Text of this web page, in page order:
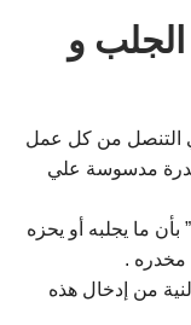
و
أي التنصل من كل عمل
مدسوسة علي
بأن ما يجلبه أو يحزه
مخدره .
النية من إدخال هذه